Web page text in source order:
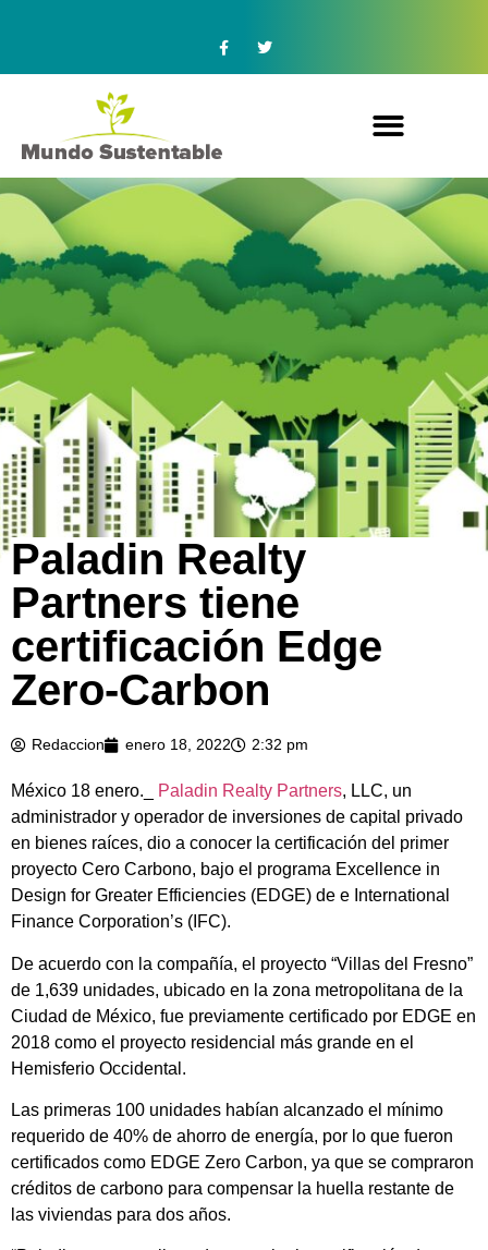
Paladin Realty
Partners tiene
certificación Edge
Zero-Carbon
Redaccion enero 18, 2022 2:32 pm
México 18 enero._ Paladin Realty Partners, LLC, un
administrador y operador de inversiones de capital privado
en bienes raíces, dio a conocer la certificación del primer
proyecto Cero Carbono, bajo el programa Excellence in
Design for Greater Efficiencies (EDGE) de e International
Finance Corporation’s (IFC).
De acuerdo con la compañía, el proyecto “Villas del Fresno”
de 1,639 unidades, ubicado en la zona metropolitana de la
Ciudad de México, fue previamente certificado por EDGE en
2018 como el proyecto residencial más grande en el
Hemisferio Occidental.
Las primeras 100 unidades habían alcanzado el mínimo
requerido de 40% de ahorro de energía, por lo que fueron
certificados como EDGE Zero Carbon, ya que se compraron
créditos de carbono para compensar la huella restante de
las viviendas para dos años.